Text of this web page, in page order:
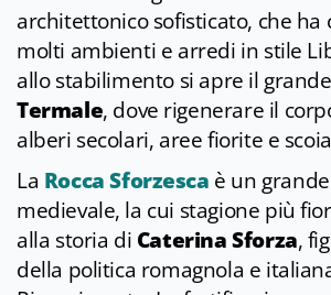
architettonico sofisticato, che ha
molti ambienti e arredi in stile
allo stabilimento si apre il grande
Termale, dove rigenerare il
alberi secolari, aree fiorite e
La Rocca Sforzesca è un
medievale, la cui stagione più
alla storia di Caterina Sforza,
della politica romagnola e